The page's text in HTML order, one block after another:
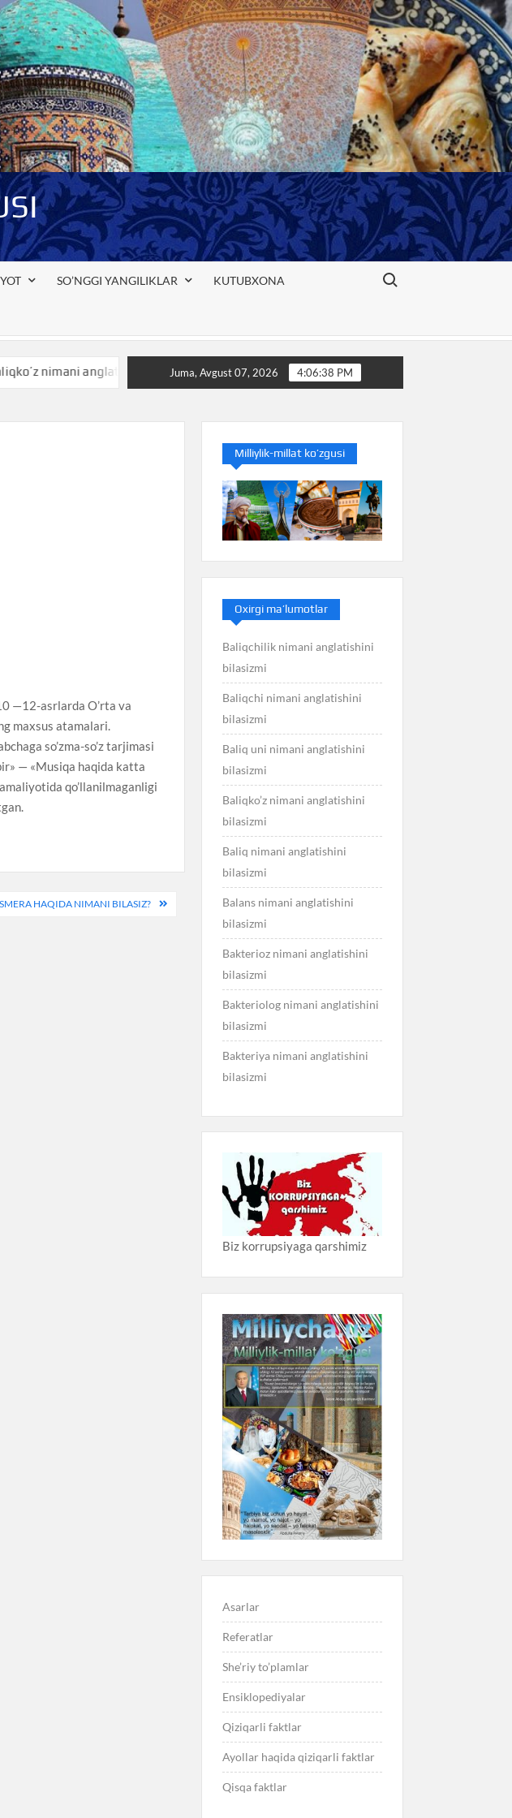
SO’NGGI YANGILIKLAR KUTUBXONA
Search for:
anglatishini bilasizmi Baliq nimani anglatishini bilasizmi
Juma, Avgust 07, 2026 4:06:38 PM
—12-asrlarda O’rta va
maxsus atamalari.
so’zma-so’z tarjimasi
— «Musiqa haqida katta
qo’llanilmaganligi
HAQIDA NIMANI BILASIZ?
Milliylik-millat ko’zgusi
Oxirgi ma’lumotlar
Baliqchilik nimani anglatishini
bilasizmi
Baliqchi nimani anglatishini
bilasizmi
Baliq uni nimani anglatishini
bilasizmi
Baliqko’z nimani anglatishini
bilasizmi
Baliq nimani anglatishini
bilasizmi
Balans nimani anglatishini
bilasizmi
Bakterioz nimani anglatishini
bilasizmi
Bakteriolog nimani anglatishini
bilasizmi
Bakteriya nimani anglatishini
bilasizmi
Biz korrupsiyaga qarshimiz
Asarlar
Referatlar
She’riy to’plamlar
Ensiklopediyalar
Qiziqarli faktlar
Ayollar haqida qiziqarli faktlar
Qisqa faktlar